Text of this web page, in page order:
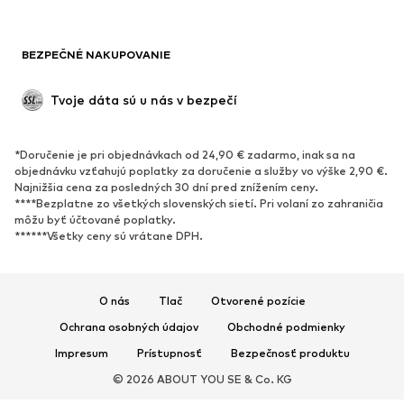
Upcyklácia
Nové
Obľúbené
Tenisky
Členkové čižmy
Topánky na vysokom podpätku
Sandále
Papuče
Exkluzívne
BEZPEČNÉ NAKUPOVANIE
Tvoje dáta sú u nás v bezpečí
*Doručenie je pri objednávkach od 24,90 € zadarmo, inak sa na
objednávku vzťahujú poplatky za doručenie a služby vo výške 2,90 €.
Najnižšia cena za posledných 30 dní pred znížením ceny.
****Bezplatne zo všetkých slovenských sietí. Pri volaní zo zahraničia
môžu byť účtované poplatky.
******Všetky ceny sú vrátane DPH.
O nás Tlač
Otvorené pozície
Ochrana osobných údajov
Obchodné podmienky
Impresum
Prístupnosť
Bezpečnosť produktu
© 2026 ABOUT YOU SE & Co. KG